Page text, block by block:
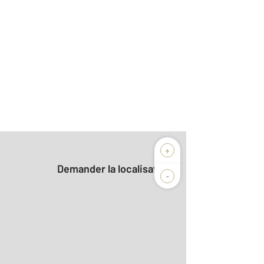
+
-
Demander la localisation